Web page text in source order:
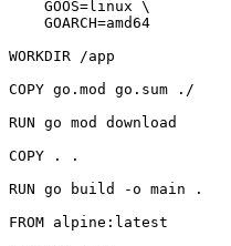
    GOOS=linux \
    GOARCH=amd64
WORKDIR /app
COPY go.mod go.sum ./
RUN go mod download
COPY . .
RUN go build -o main .
FROM alpine:latest